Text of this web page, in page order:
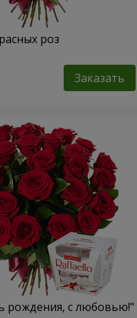
роз
Заказать
рождения, с любовью!"